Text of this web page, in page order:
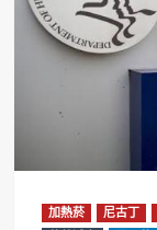
加熱菸 尼古丁